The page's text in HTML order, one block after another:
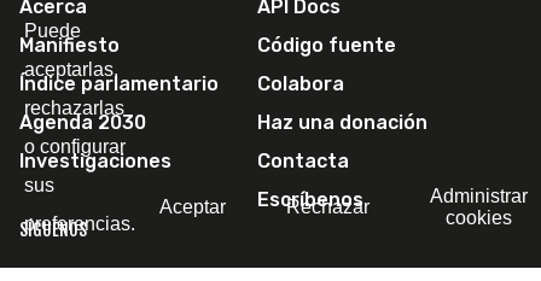
Acerca
Manifiesto
Índice parlamentario
Agenda 2030
Investigaciones
API Docs
Código fuente
Colabora
Haz una donación
Contacta
Escríbenos
SÍGUENOS
Puede
aceptarlas,
rechazarlas
o configurar
sus
preferencias.
Aceptar Rechazar
Administrar
cookies